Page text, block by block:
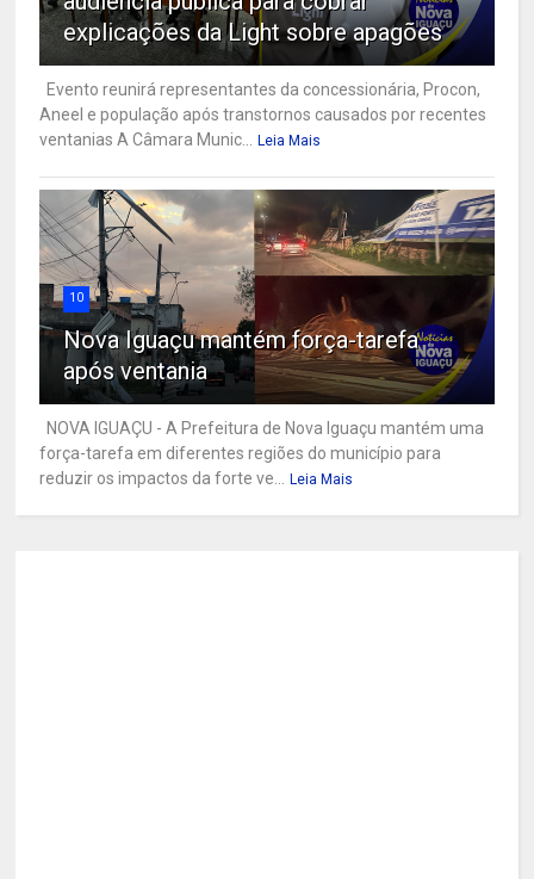
explicações da Light sobre apagões
Evento reunirá representantes da concessionária, Procon,
Aneel e população após transtornos causados por recentes
ventanias A Câmara Munic...
Leia Mais
10
Nova Iguaçu mantém força-tarefa
após ventania
NOVA IGUAÇU - A Prefeitura de Nova Iguaçu mantém uma
força-tarefa em diferentes regiões do município para
reduzir os impactos da forte ve...
Leia Mais